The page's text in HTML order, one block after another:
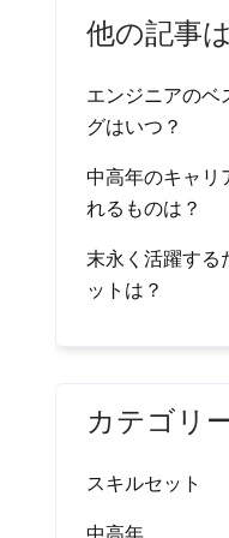
他の記事
エンジニアのベ
グはいつ？
中高年のキャリ
れるものは？
末永く活躍する
ットは？
カテゴリ
スキルセット